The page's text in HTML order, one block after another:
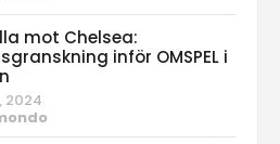
mot Chelsea:
inför OMSPEL i
2024